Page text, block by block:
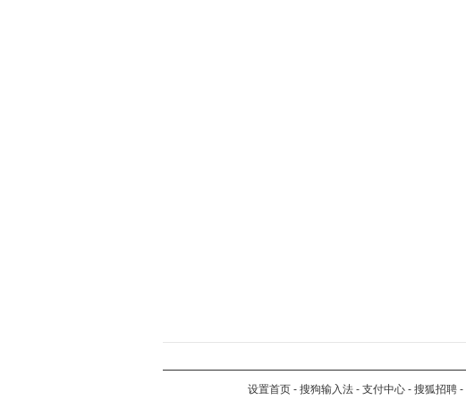
设置首页 - 搜狗输入法 - 支付中心 - 搜狐招聘 -